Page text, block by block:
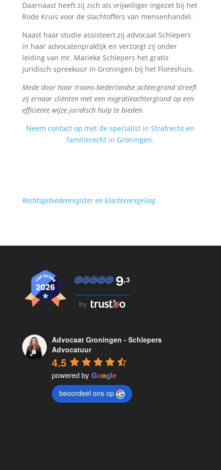
Daarnaast heeft zij zich als vrijwilliger ingezet bij het
Rode Kruis voor de slachtoffers van mensenhandel.
Naast haar studie assisteert zij advocaat Schlepers
in haar advocatenpraktijk en verzorgt zij onder
leiding van mr. Marieke Schlepers het gratis
juridisch spreekuur in Groningen bij het Floreshuis.
Mede door haar Iraans-Nederlandse achtergrond streeft
zij ernaar cliënten met een migratieachtergrond op een
efficiënte wijze juridisch hulp te bieden.
Neem contact op met de specialist in Strafrecht en
familierecht in Groningen.
Rechtsgebiedenregister en klachtenregeling
9,3
by
Advocaat Groningen - Schlepers
Advocatuur
4.5
powered by Google
beoordeel ons op